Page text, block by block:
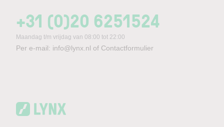
+31 (0)20 6251524
Maandag t/m vrijdag van 08:00 tot 22:00
Per e-mail: info@lynx.nl of Contactformulier